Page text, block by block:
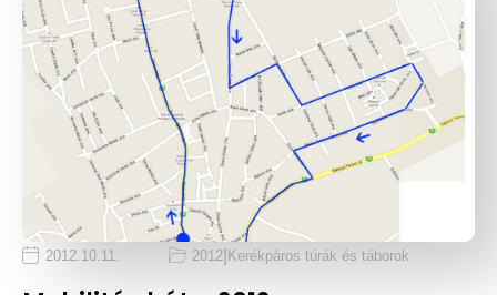
2012.10.11. 2012 Kerékpáros túrák és táborok